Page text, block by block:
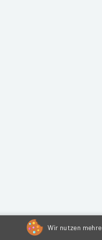
Wir nutzen